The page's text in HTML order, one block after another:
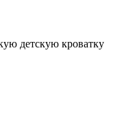
детскую кроватку